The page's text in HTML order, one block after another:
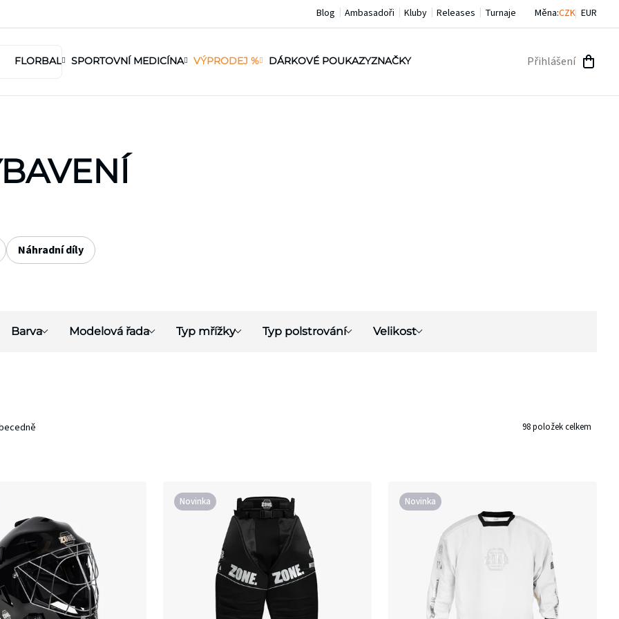
Blog Ambasadoři Kluby Releases Turnaje Měna:CZK EUR
FLORBAL SPORTOVNÍ MEDICÍNA VÝPRODEJ % DÁRKOVÉ POUKAZYZNAČKY Přihlášení
Náhradní díly
98položek celkem
Barva Modelová řada Typ mřížky Typ polstrování Velikost
Novinka Novinka